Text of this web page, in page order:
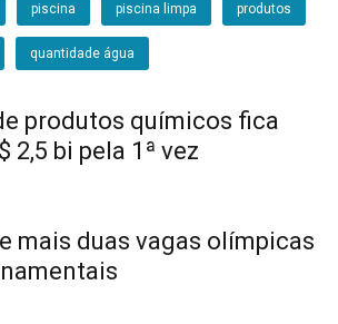
piscina piscina limpa produtos
quantidade água
produtos químicos fica
2,5 bi pela 1ª vez
mais duas vagas olímpicas